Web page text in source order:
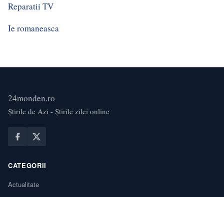
Reparatii TV
Ie romaneasca
24monden.ro
Știrile de Azi - Știrile zilei online
CATEGORII
Actualitate